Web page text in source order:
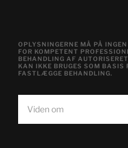
Viden om
OPLYSNINGERNE MÅ PÅ
FOR KOMPETENT
BEHANDLING AF
KAN IKKE BRUGES SOM BASIS
FASTLÆGGE BEHANDLING.